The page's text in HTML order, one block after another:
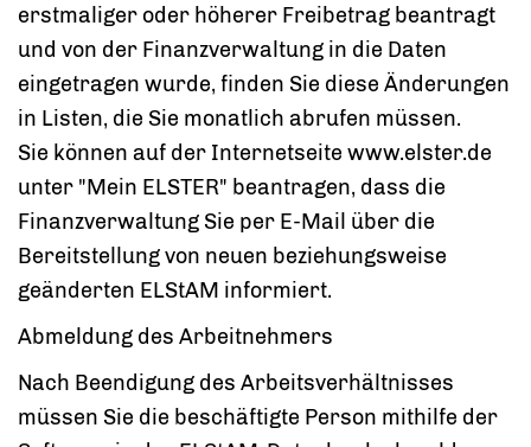
erstmaliger oder höherer Freibetrag beantragt
und von der Finanzverwaltung in die Daten
eingetragen wurde, finden Sie diese Änderungen
in Listen, die Sie monatlich abrufen müssen.
Sie können auf der Internetseite www.elster.de
unter "Mein ELSTER" beantragen, dass die
Finanzverwaltung Sie per E-Mail über die
Bereitstellung von neuen beziehungsweise
geänderten ELStAM informiert.
Abmeldung des Arbeitnehmers
Nach Beendigung des Arbeitsverhältnisses
müssen Sie die beschäftigte Person mithilfe der